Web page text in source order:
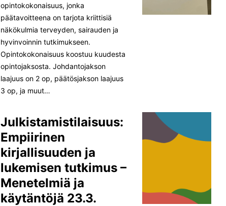
opintokokonaisuus, jonka
päätavoitteena on tarjota kriittisiä
näkökulmia terveyden, sairauden ja
hyvinvoinnin tutkimukseen.
Opintokokonaisuus koostuu kuudesta
opintojaksosta. Johdantojakson
laajuus on 2 op, päätösjakson laajuus
3 op, ja muut…
Julkistamistilaisuus:
Empiirinen
kirjallisuuden ja
lukemisen tutkimus –
Menetelmiä ja
käytäntöjä 23.3.